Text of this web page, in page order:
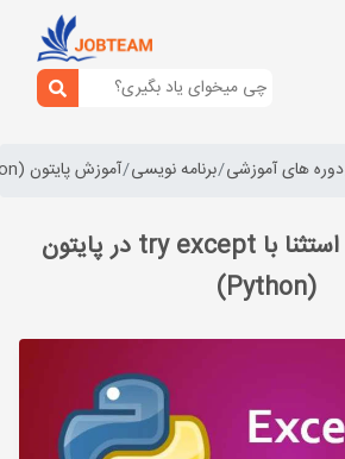
دوره های آموزشی برنامه نویسی آموزش پایتون (python)
مدیریت خطا یا استثنا با try except در پایتون
(Python)